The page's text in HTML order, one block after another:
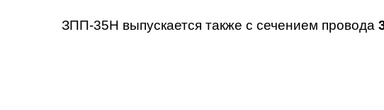
ЗПП-35Н выпускается также с сечением провода